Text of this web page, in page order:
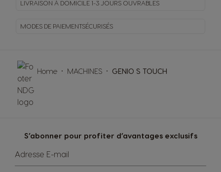
LIVRAISON À DOMICILE 1-3 JOURS OUVRABLES
MODES DE PAIEMENTSÉCURISÉS
S’abonner pour profiter d’avantages exclusifs
Adresse E-mail
Home MACHINES GENIO S TOUCH